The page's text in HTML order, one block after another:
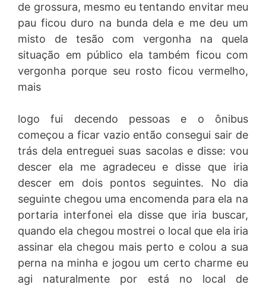
de grossura, mesmo eu tentando envitar meu
pau ficou duro na bunda dela e me deu um
misto de tesão com vergonha na quela
situação em público ela também ficou com
vergonha porque seu rosto ficou vermelho,
mais
logo fui decendo pessoas e o ônibus
começou a ficar vazio então consegui sair de
trás dela entreguei suas sacolas e disse: vou
descer ela me agradeceu e disse que iria
descer em dois pontos seguintes. No dia
seguinte chegou uma encomenda para ela na
portaria interfonei ela disse que iria buscar,
quando ela chegou mostrei o local que ela iria
assinar ela chegou mais perto e colou a sua
perna na minha e jogou um certo charme eu
agi naturalmente por está no local de